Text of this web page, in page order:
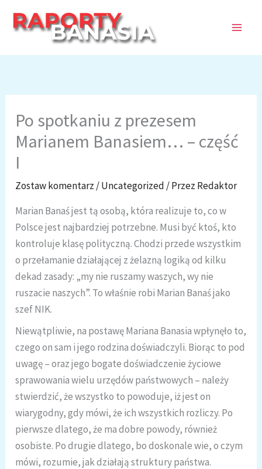
Po spotkaniu z prezesem
Marianem Banasiem… – część
I
Zostaw komentarz/Uncategorized/ Przez Redaktor
Marian Banaś jest tą osobą, która realizuje to, co w
Polsce jest najbardziej potrzebne. Musi być ktoś, kto
kontroluje klasę polityczną. Chodzi przede wszystkim
o przełamanie działającej z żelazną logiką od kilku
dekad zasady: „my nie ruszamy waszych, wy nie
ruszacie naszych”. To właśnie robi Marian Banaś jako
szef NIK.
Niewątpliwie, na postawę Mariana Banasia wpłynęło to,
czego on sam i jego rodzina doświadczyli. Biorąc to pod
uwagę – oraz jego bogate doświadczenie życiowe
sprawowania wielu urzędów państwowych – należy
stwierdzić, że wszystko to powoduje, iż jest on
wiarygodny, gdy mówi, że ich wszystkich rozliczy. Po
pierwsze dlatego, że ma dobre powody, również
osobiste. Po drugie dlatego, bo doskonale wie, o czym
mówi, rozumie, jak działają struktury państwa.